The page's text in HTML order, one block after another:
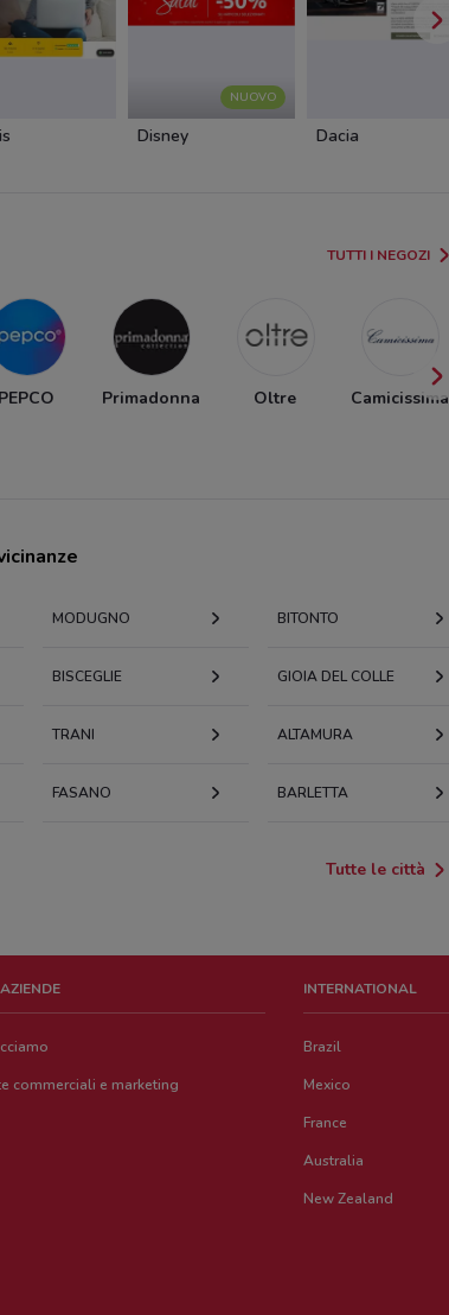
NUOVO
Disney Dacia
TUTTI I NEGOZI
PEPCO Primadonna Oltre Camicissima
MODUGNO BITONTO
BISCEGLIE GIOIA DEL COLLE
TRANI ALTAMURA
FASANO BARLETTA
Tutte le città
commerciali e marketing
INTERNATIONAL
Brazil
Mexico
France
Australia
New Zealand